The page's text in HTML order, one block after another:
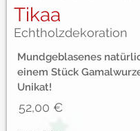
Tikaa
Echtholzdekoration
Mundgeblasenes
einem Stück
Unikat!
52,00 €